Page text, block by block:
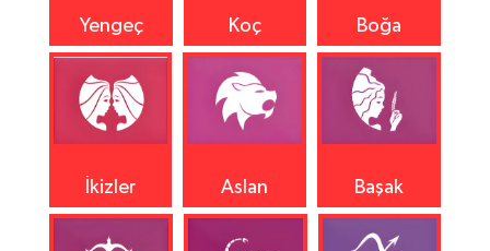
Yengeç Koç Boğa
İkizler Aslan Başak